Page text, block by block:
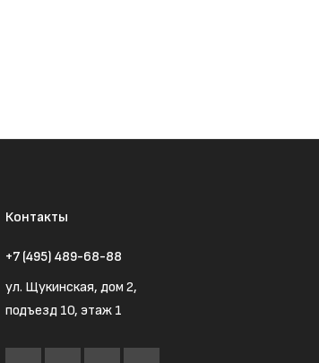
Контакты
+7 (495) 489-68-88
ул. Щукинская, дом 2,
подъезд 10, этаж 1